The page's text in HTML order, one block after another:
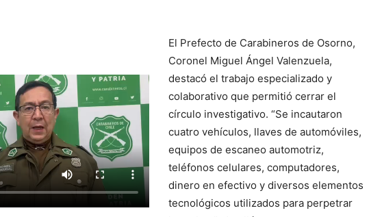
El Prefecto de Carabineros de Osorno,
Coronel Miguel Ángel Valenzuela,
destacó el trabajo especializado y
colaborativo que permitió cerrar el
círculo investigativo. “Se incautaron
cuatro vehículos, llaves de automóviles,
equipos de escaneo automotriz,
teléfonos celulares, computadores,
dinero en efectivo y diversos elementos
tecnológicos utilizados para perpetrar